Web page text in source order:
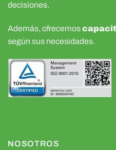
decisiones.
Además, ofrecemos
según sus necesidades.
NOSOTROS